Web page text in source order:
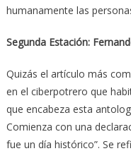
humanamente las
Segunda Estación:
Quizás el artículo más
en el ciberpotrero que
que encabeza esta
Comienza con una
fue un día histórico”. Se